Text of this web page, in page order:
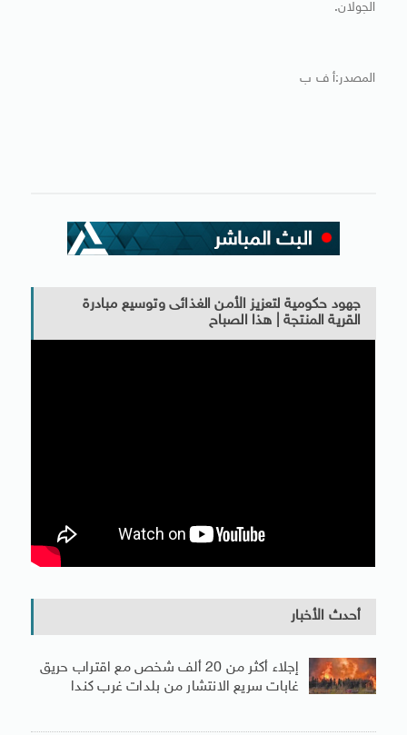
الجولان.
المصدر:أ ف ب
جهود حكومية لتعزيز الأمن الغذائى وتوسيع مبادرة
القرية المنتجة | هذا الصباح
أحدث الأخبار
إجلاء أكثر من 20 ألف شخص مع اقتراب حريق
غابات سريع الانتشار من بلدات غرب كندا